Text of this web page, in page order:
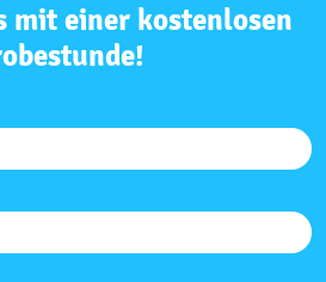
mit einer kostenlosen